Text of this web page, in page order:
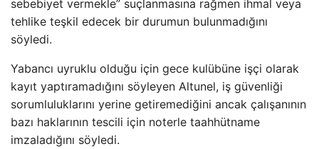
sebebiyet vermekle” suçlanmasına rağmen ihmal veya
tehlike teşkil edecek bir durumun bulunmadığını
söyledi.
Yabancı uyruklu olduğu için gece kulübüne işçi olarak
kayıt yaptıramadığını söyleyen Altunel, iş güvenliği
sorumluluklarını yerine getiremediğini ancak çalışanının
bazı haklarının tescili için noterle taahhütname
imzaladığını söyledi.